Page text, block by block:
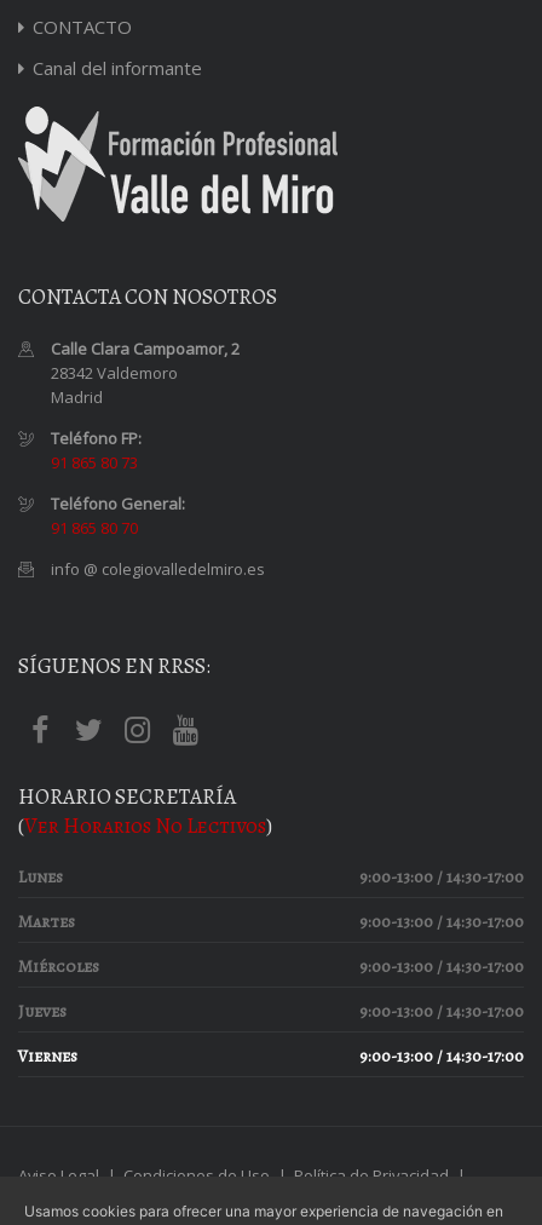
CONTACTO
Canal del informante
CONTACTA CON NOSOTROS
Calle Clara Campoamor, 2
28342 Valdemoro
Madrid
Teléfono FP:
91 865 80 73
Teléfono General:
91 865 80 70
info @ colegiovalledelmiro.es
SÍGUENOS EN RRSS:
HORARIO SECRETARÍA
(Ver Horarios No Lectivos)
Lunes
9:00-13:00 / 14:30-17:00
Martes
9:00-13:00 / 14:30-17:00
Miércoles
9:00-13:00 / 14:30-17:00
Jueves
9:00-13:00 / 14:30-17:00
Viernes
9:00-13:00 / 14:30-17:00
Aviso Legal | Condiciones de Uso | Política de Privacidad
|
Usamos cookies para ofrecer una mayor experiencia de navegación en